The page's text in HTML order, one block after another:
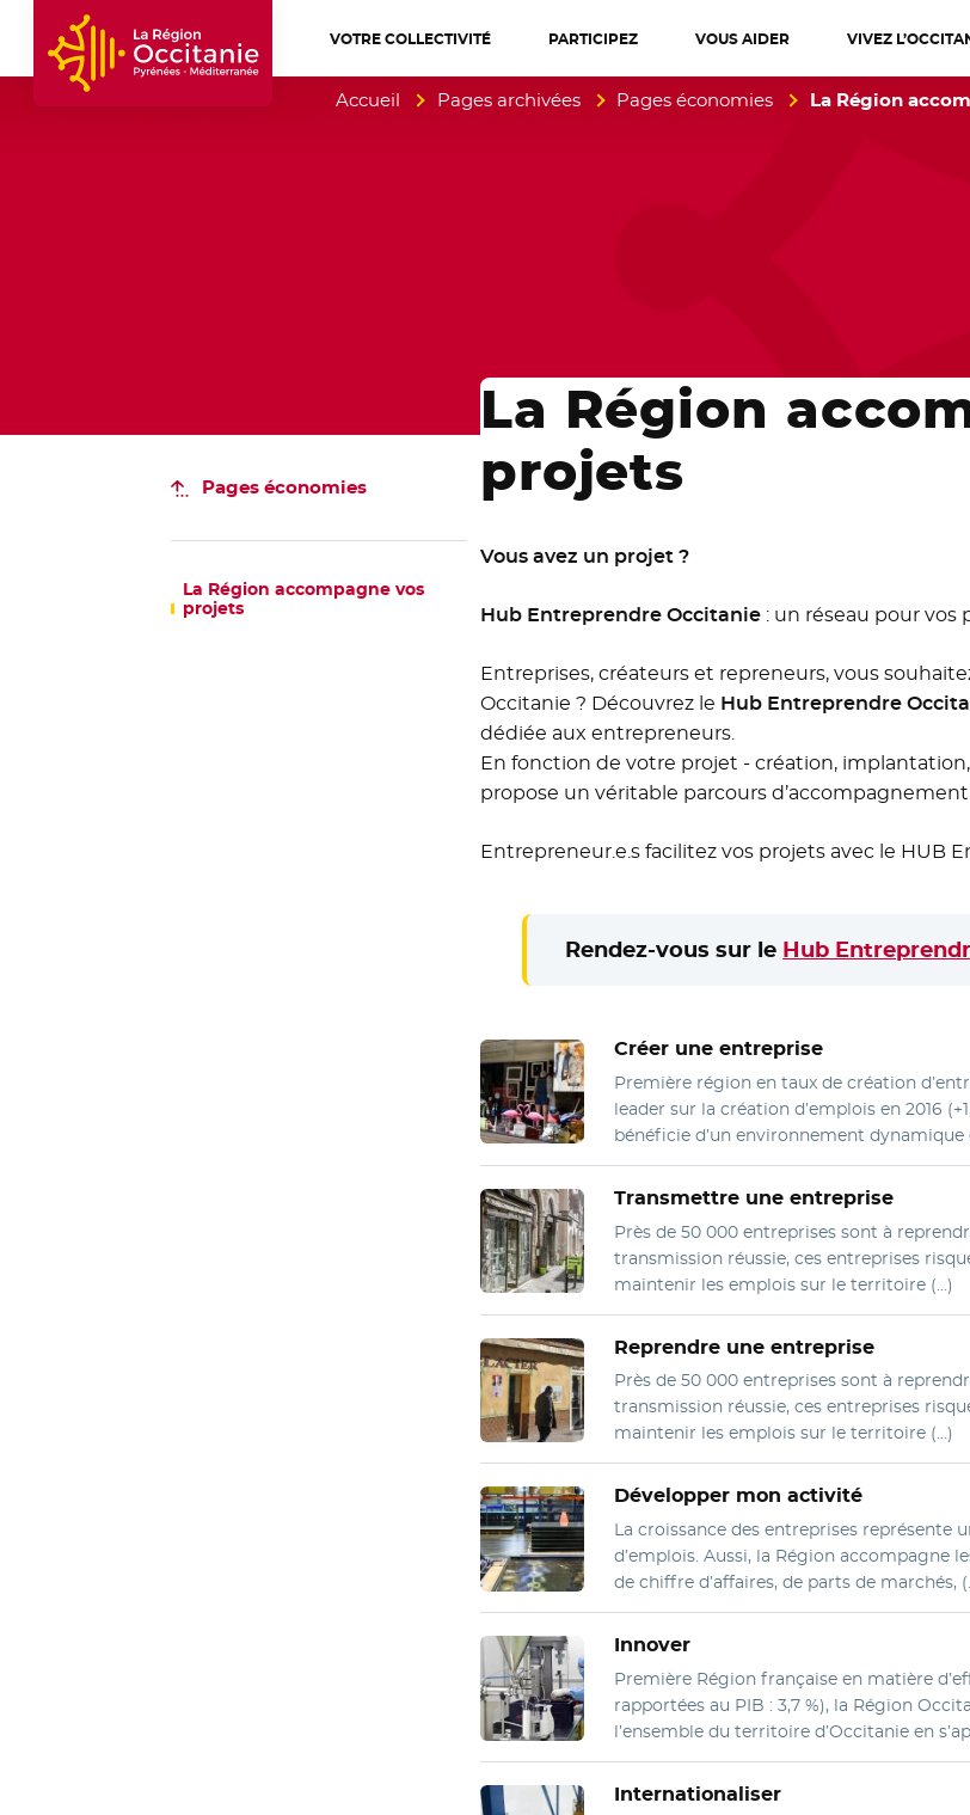
Accueil Région Occitanie / Pyrénées-Méditerranée
VOTRE COLLECTIVITÉ PARTICIPEZ VOUS AIDER VIVEZ
Accueil Pages archivées Pages économies La Région
Pages économies
La Région accompagne vos
projets
La Région
projets
Vous avez un projet ?
Hub Entreprendre Occitanie: un réseau pour vos
Entreprises, créateurs et repreneurs, vous
Occitanie ? Découvrez le Hub Entreprendre
dédiée aux entrepreneurs.
En fonction de votre projet - création,
propose un véritable parcours
Entrepreneur.e.s facilitez vos projets avec le HUB
Rendez-vous sur le Hub
Créer une entreprise
Première région en taux de création
leader sur la création d’emplois en 2016
bénéficie d’un environnement dynamique
Transmettre une entreprise
Près de 50 000 entreprises sont à
transmission réussie, ces entreprises
maintenir les emplois sur le territoire (…)
Reprendre une entreprise
Près de 50 000 entreprises sont à
transmission réussie, ces entreprises
maintenir les emplois sur le territoire (…)
Développer mon activité
La croissance des entreprises représente
d’emplois. Aussi, la Région accompagne
de chiffre d’affaires, de parts de marchés,
Innover
Première Région française en matière
rapportées au PIB : 3,7 %), la Région
l’ensemble du territoire d’Occitanie en
Internationaliser